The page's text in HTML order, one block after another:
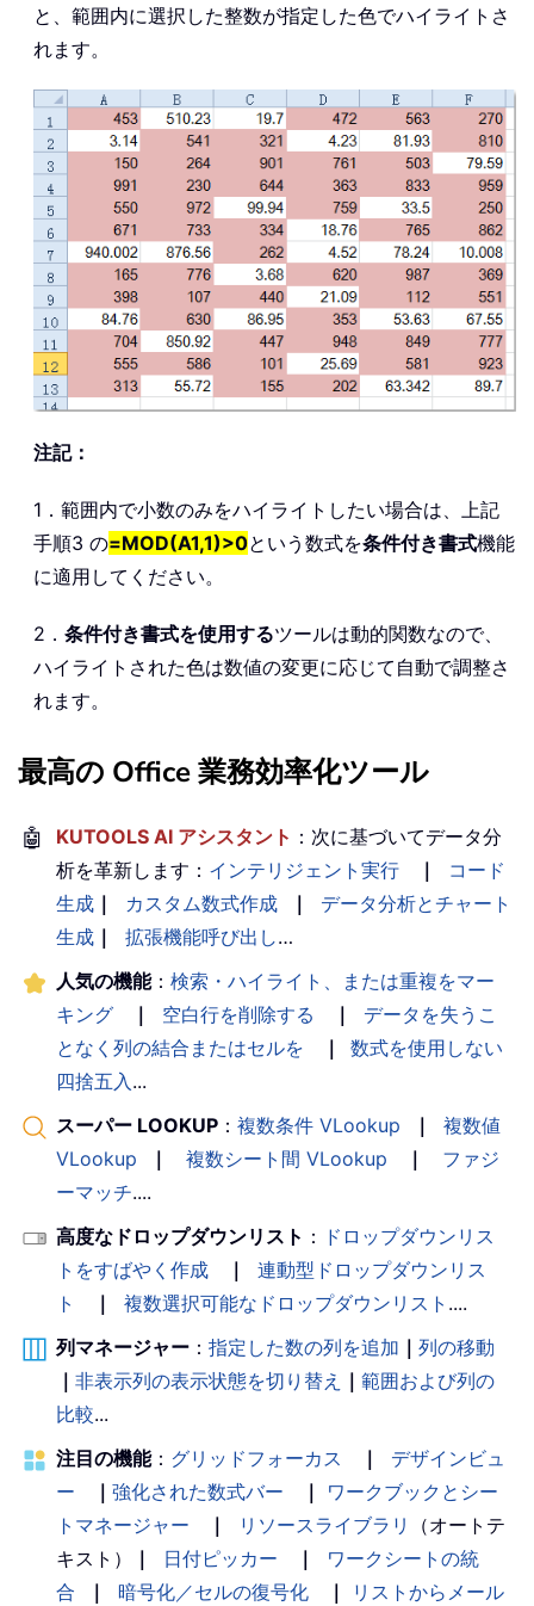
と、範囲内に選択した整数が指定した色でハイライトさ
れます。
注記：
1．範囲内で小数のみをハイライトしたい場合は、上記
手順3 の=MOD(A1,1)>0という数式を条件付き書式機能
に適用してください。
2． 条件付き書式を使用するツールは動的関数なので、
ハイライトされた色は数値の変更に応じて自動で調整さ
れます。
最高の Office 業務効率化ツール
🤖 KUTOOLS AI アシスタント ：次に基づいてデータ分
析を革新します： インテリジェント実行 ｜
コード
生成 ｜ カスタム数式作成 ｜
データ分析とチャート
生成 ｜ 拡張機能呼び出し…
人気の機能： 検索・ハイライト、または重複をマー
キング
｜ 空白行を削除する ｜
データを失うこ
となく列の結合またはセルを
｜
数式を使用しない
四捨五入...
スーパー LOOKUP ： 複数条件 VLookup ｜
複数値
VLookup
｜ 複数シート間 VLookup ｜
ファジ
ーマッチ....
高度なドロップダウンリスト ： ドロップダウンリス
トをすばやく作成
｜
連動型ドロップダウンリス
ト
｜ 複数選択可能なドロップダウンリスト ....
列マネージャー ： 指定した数の列を追加 ｜ 列の移動
｜ 非表示列の表示状態を切り替え ｜ 範囲および列の
比較...
注目の機能： グリッドフォーカス ｜
デザインビュ
ー
｜ 強化された数式バー ｜
ワークブックとシー
トマネージャー
｜ リソースライブラリ
（オートテ
キスト）
｜ 日付ピッカー ｜
ワークシートの統
合
｜ 暗号化／セルの復号化 ｜
リストからメール